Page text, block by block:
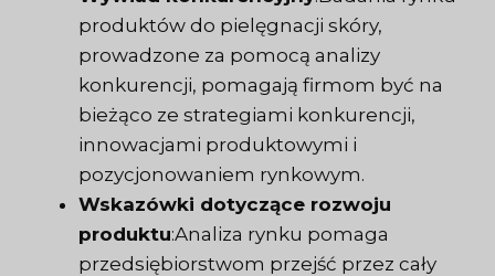
produktów do pielęgnacji skóry,
prowadzone za pomocą analizy
konkurencji, pomagają firmom być na
bieżąco ze strategiami konkurencji,
innowacjami produktowymi i
pozycjonowaniem rynkowym.
Wskazówki dotyczące rozwoju
produktu:Analiza rynku pomaga
przedsiębiorstwom przejść przez cały